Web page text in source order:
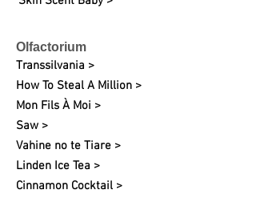
Olfactorium
Transsilvania >
How To Steal A Million >
Mon Fils À Moi >
Saw >
Vahine no te Tiare >
Linden Ice Tea >
Cinnamon Cocktail >